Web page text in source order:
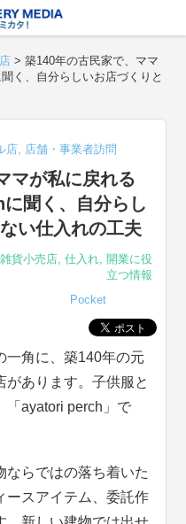
>築140年の古民家で、ママ
く、自分らしいお店づくりと
店, 店舗・事業者訪問
マが私に戻れる
聞く、自分らし
い仕入れの工夫
貨小売店, 仕入れ, 開業に役
立つ情報
Pocket
一角に、築140年の元
があります。子供服と
「ayatori perch」で
ならではの落ち着いた
ースアイテム、委託作